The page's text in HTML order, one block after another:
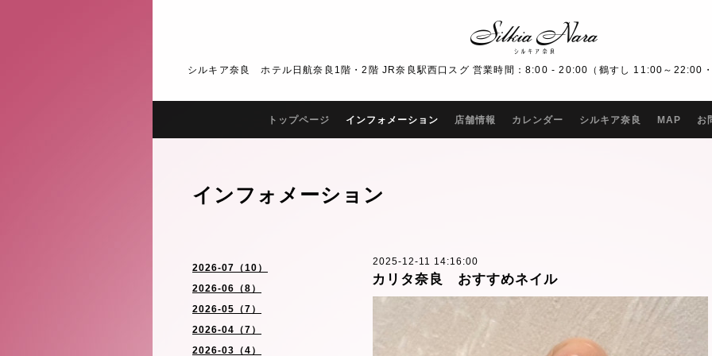
シルキア奈良 ホテル日航奈良1階・2階 JR奈良駅西口スグ 営業時間：8:00 - 20:00（鶴すし 11:00～
トップページ インフォメーション 店舗情報 カレンダー シルキア奈良 MAP お
2026-07（10）
2026-06（8）
2026-05（7）
2026-04（7）
2026-03（4）
インフォメーション
2025-12-11 14:16:00
カリタ奈良 おすすめネイル